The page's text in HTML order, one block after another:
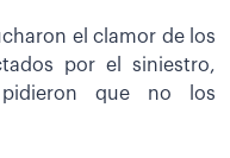
el clamor de los
por el siniestro,
que no los